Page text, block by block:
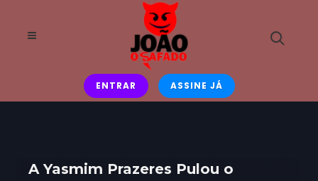
ENTRAR ASSINE JÁ
A Yasmim Prazeres Pulou o